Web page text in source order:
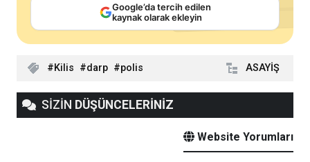
Google’da tercih edilen
kaynak olarak ekleyin
Kilis darp polis ASAYİŞ
SİZİN DÜŞÜNCELERİNİZ
Website Yorumları